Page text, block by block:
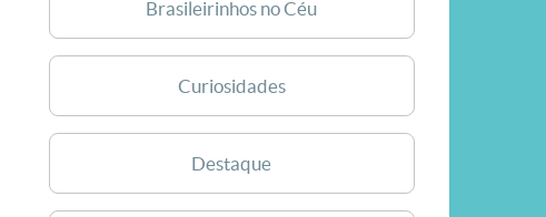
Brasileirinhos no Céu
Curiosidades
Destaque